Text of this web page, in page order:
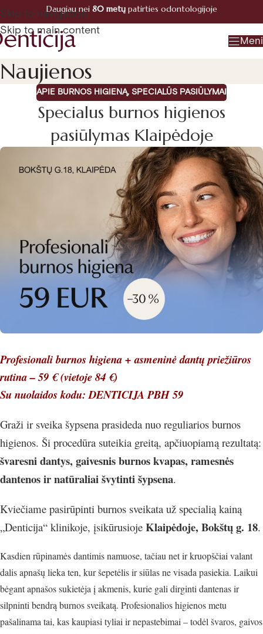
Skip to navigation
Skip to main content
+370 660 07770 Registracija
Daugiau nei 80 metųpatirties odontologijoje
Naujienos
APIE BURNOS HIGIENĄ, SPECIALŪS PASIŪLYMAI
Specialus burnos higienos
pasiūlymas Klaipėdoje
Profesionali burnos higiena + asmeninė dantų priežiūros
rutina – 59 €(vietoje 84 €)
Su nuolaidos kodu: DENTICIJA PBH 59
Graži ir sveika šypsena prasideda nuo reguliarios burnos
higienos. Ši procedūra suteikia greitą, apčiuopiamą rezultatą:
švaresni dantys, gaivesnis burnos kvapas, ramesnės
dantenos ir natūraliai švytinti šypsena.
Kviečiame pasirūpinti burnos sveikata už specialią kainą
„Denticija“ klinikoje, įsikūrusioje Klaipėdoje, Bokštų g. 18.
Kasdien rūpinamės dantimis namuose, tačiau net ir kruopščiai valant
dalis apnašų lieka ten, kur šepetėlis ir siūlas ne visada pasiekia. Laikui
bėgant apnašos sukietėja į akmenis, kurie gali dirginti dantenas ir
silpninti bendrą burnos sveikatą. Profesionalios higienos metu
pašalinama tai, kas kaupiasi tyliai ir nepastebimai – todėl švaros, gaivos